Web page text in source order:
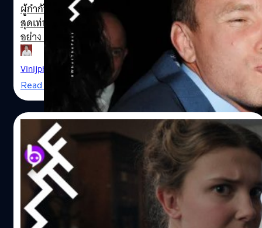
Guy Ritchie and Jason Statham
ผู้กำกับที่มีสไตล์การทำงานโดดเด่นกับการทำหนังแก๊งสเตอร์
สุดเท่หรือหนังนักสืบ Sherlock Holmes ที่มีการตัดต่อฉับไว
อย่าง Guy Ritchie ที่เพิ่งมีผลงานดูสนุกอย่าง The
Gentlemen (2020) เข้าฉายไปเมื่อต้นปีก่อนที่ทั้งโลกจะเจอกับ
สถานการณ์โควิด-19 ล่าสุดเขากำลังจะมีผลงานใหม่เป็นหนัง
แก๊งสเตอร์แนวถนัด และจะได้กลับไปร่วมงานกับนักแสดง
Jason Statham ที่เคยร่วมงานกันมาแล้วทั้ง Snatch (2000)
และ Lock, Stock and Two Smoking Barrels (1998) เป็น
เรื่องที่ 4 หนังเรื่องใหม่จะมีชื่อว่า Five Eyes สร้างจากบทของ
Ivan Atkinson และ Marn Davies จาก The Gentlemen รวม
ถึงเป็นมือเขียนบทของหนัง Wrath of Man ของ Ritchie Five
Eyes เล่าเรื่องราวของเจ้าหน้าที่ผู้เชี่ยวชาญด้านอาวุธของ MI6
ที่ได้รับการเรียกตัวให้มาช่วยทำงานจากองค์กรสายลับระดับ
โลกอีกหน่วยงานที่ชื่อ Five Eyes มีภารกิจเพื่อออกติดตาม
และยับยั้งการขายอาวุธทำลายล้างชนิดใหม่ซึ่งเป็นภัยคุกคาม
โลก เขาต้องจำใจร่วมงานกับ…
Vinijphat Kanyapong | 2154 days ago
Read More
27/06/2020
ทายาทเซอร์อาร์เธอร์ โคนัน ดอยล์ “ฟ้องร้อง”
Netflix ในกรณีสร้างหนัง “Enola Holmes”
ทายาทของท่านเซอร์อาเธอร์ โคนัน ดอยล์ เจ้าของบทประพันธ์
Sherlock Holmes อันเลื่องชื่อ ได้ฟ้องร้อง Netflix ผู้ให้
บริการสตรีมมิงระดับโลก และ Legendary บริษัทผู้สร้าง